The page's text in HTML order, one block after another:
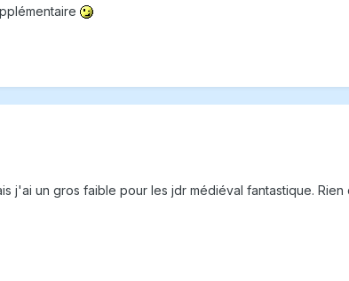
j'ai un gros faible pour les jdr médiéval fantastique.